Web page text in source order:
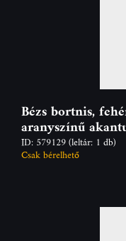
Bézs bortnis,
aranyszínű
ID: 579129(leltár: 1 db)
Csak bérelhető